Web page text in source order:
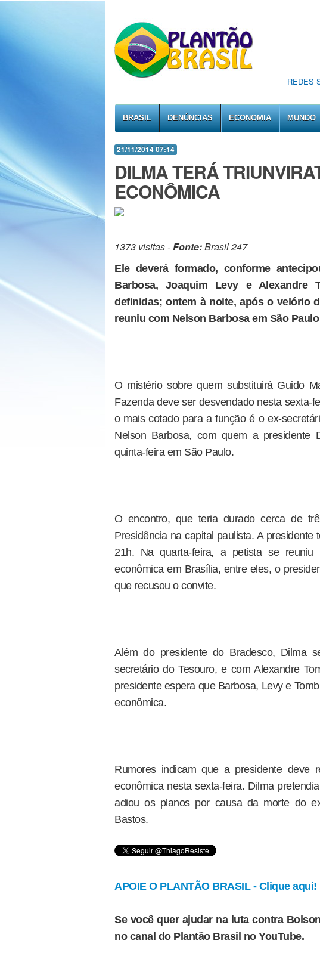
REDES
BRASIL DENÚNCIAS ECONOMIA MUNDO
21/11/2014 07:14
DILMA TERÁ
ECONÔMICA
1373 visitas -Fonte:Brasil 247
Ele deverá formado, conforme
Barbosa, Joaquim Levy e Alexandre
definidas; ontem à noite, após o velório
reuniu com Nelson Barbosa em São Paulo
O mistério sobre quem substituirá Guido
Fazenda deve ser desvendado nesta sexta-
o mais cotado para a função é o ex-
Nelson Barbosa, com quem a presidente
quinta-feira em São Paulo.
O encontro, que teria durado cerca de
Presidência na capital paulista. A
21h. Na quarta-feira, a petista se
econômica em Brasília, entre eles, o
que recusou o convite.
Além do presidente do Bradesco, Dilma
secretário do Tesouro, e com Alexandre
presidente espera que Barbosa, Levy e
econômica.
Rumores indicam que a presidente deve
econômica nesta sexta-feira. Dilma
adiou os planos por causa da morte do
Bastos.
APOIE O PLANTÃO BRASIL - Clique aqui!
Se você quer ajudar na luta contra
no canal do Plantão Brasil no YouTube.